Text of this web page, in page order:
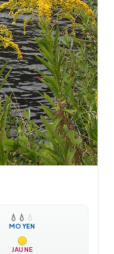
💧 💧 💧
MOYEN
JAUNE